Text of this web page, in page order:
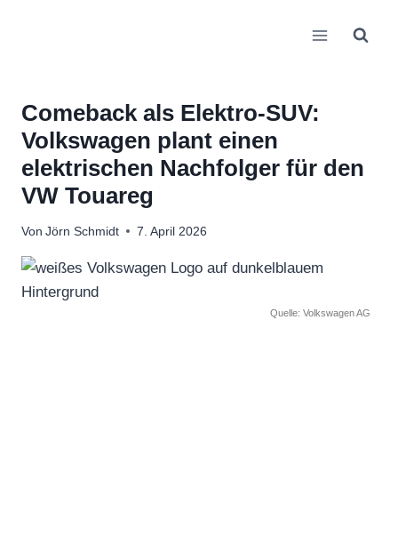
Comeback als Elektro-SUV:
Volkswagen plant einen
elektrischen Nachfolger für den
VW Touareg
Von Jörn Schmidt 7. April 2026
Quelle: Volkswagen AG